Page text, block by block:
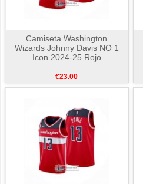
Camiseta Washington
Wizards Johnny Davis NO 1
Icon 2024-25 Rojo
€23.00